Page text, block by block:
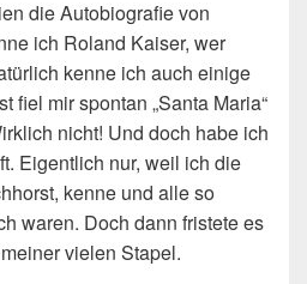
die Autobiografie von
ich Roland Kaiser, wer
kenne ich auch einige
fiel mir spontan „Santa Maria“
nicht! Und doch habe ich
Eigentlich nur, weil ich die
kenne und alle so
waren. Doch dann fristete es
vielen Stapel.